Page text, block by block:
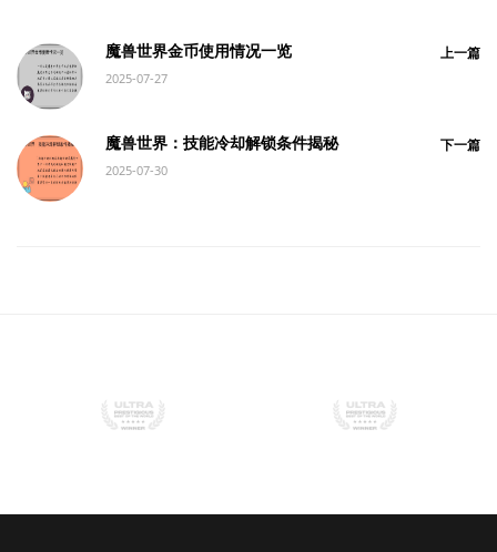
魔兽世界金币使用情况一览
2025-07-27
上一篇
魔兽世界：技能冷却解锁条件揭秘
2025-07-30
下一篇